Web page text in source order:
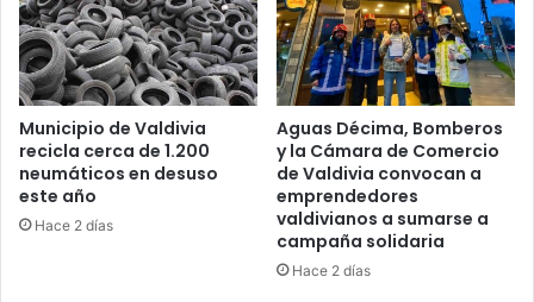
Municipio de Valdivia
recicla cerca de 1.200
neumáticos en desuso
este año
Hace 2 días
Aguas Décima, Bomberos
y la Cámara de Comercio
de Valdivia convocan a
emprendedores
valdivianos a sumarse a
campaña solidaria
Hace 2 días